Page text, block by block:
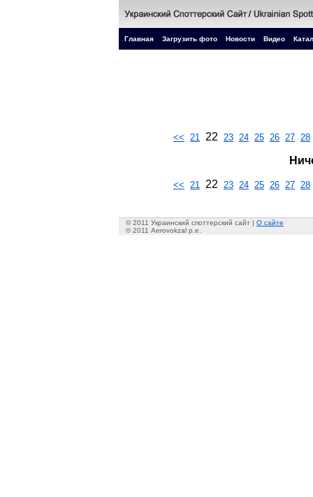
Главная Загрузить фото Новости Видео
<< 21 22 23 24 25 26 27 28
<< 21 22 23 24 25 26 27 28
© 2011 Украинский споттерский сайт | О сайте
© 2011 Aerovokzal p.e.